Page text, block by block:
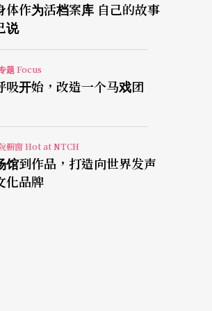
体作为活档案库 自己的故事
说
题 Focus
吸开始，改造一个马戏团
橱窗 Hot at NTCH
馆到作品，打造向世界发声
化品牌